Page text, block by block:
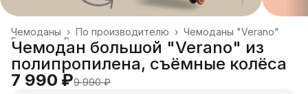
Чемоданы "Verano"
По производителю ›
Чемоданы ›
Все товары
Главная
Чемодан большой "Verano" из
полипропилена, съёмные колёса
7 990 ₽9 990 ₽